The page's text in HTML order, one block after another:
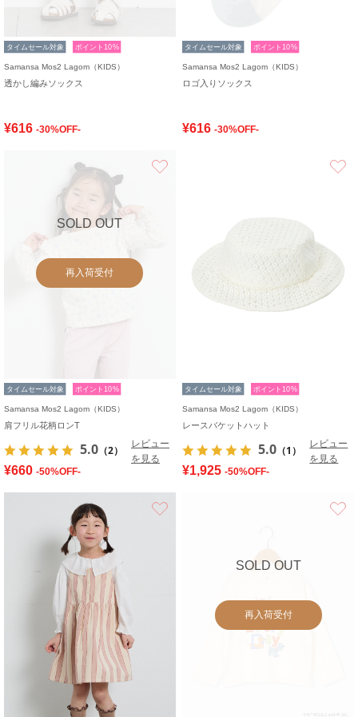
タイムセール対象 ポイント10%
Samansa Mos2 Lagom（KIDS）
透かし編みソックス
¥616 -30%OFF-
タイムセール対象 ポイント10%
Samansa Mos2 Lagom（KIDS）
ロゴ入りソックス
¥616 -30%OFF-
SOLD OUT
再入荷受付
タイムセール対象 ポイント10%
Samansa Mos2 Lagom（KIDS）
肩フリル花柄ロンT
5.0 （2）
レビュー
を見る
¥660 -50%OFF-
タイムセール対象 ポイント10%
Samansa Mos2 Lagom（KIDS）
レースバケットハット
5.0 （1）
レビュー
を見る
¥1,925 -50%OFF-
SOLD OUT
再入荷受付